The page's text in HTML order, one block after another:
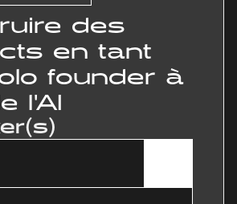
des
en tant
founder à
l'AI